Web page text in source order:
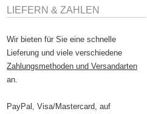
LIEFERN & ZAHLEN
Wir bieten für Sie eine schnelle
Lieferung und viele verschiedene
Zahlungsmethoden und Versandarten
an.
PayPal, Visa/Mastercard, auf